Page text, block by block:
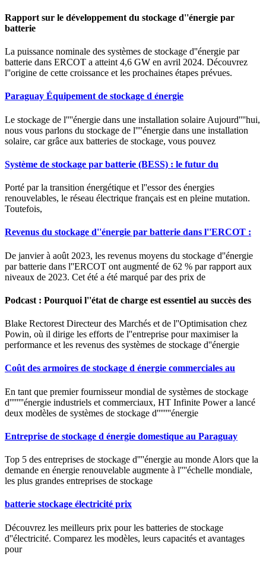
Rapport sur le développement du stockage d''énergie par
batterie
La puissance nominale des systèmes de stockage d''énergie par
batterie dans ERCOT a atteint 4,6 GW en avril 2024. Découvrez
l''origine de cette croissance et les prochaines étapes prévues.
Paraguay Équipement de stockage d énergie
Le stockage de l''''énergie dans une installation solaire Aujourd''''hui,
nous vous parlons du stockage de l''''énergie dans une installation
solaire, car grâce aux batteries de stockage, vous pouvez
Système de stockage par batterie (BESS) : le futur du
Porté par la transition énergétique et l''essor des énergies
renouvelables, le réseau électrique français est en pleine mutation.
Toutefois,
Revenus du stockage d''énergie par batterie dans l''ERCOT :
De janvier à août 2023, les revenus moyens du stockage d''énergie
par batterie dans l''ERCOT ont augmenté de 62 % par rapport aux
niveaux de 2023. Cet été a été marqué par des prix de
Podcast : Pourquoi l''état de charge est essentiel au succès des
Blake Rectorest Directeur des Marchés et de l''Optimisation chez
Powin, où il dirige les efforts de l''entreprise pour maximiser la
performance et les revenus des systèmes de stockage d''énergie
Coût des armoires de stockage d énergie commerciales au
En tant que premier fournisseur mondial de systèmes de stockage
d''''''''énergie industriels et commerciaux, HT Infinite Power a lancé
deux modèles de systèmes de stockage d''''''''énergie
Entreprise de stockage d énergie domestique au Paraguay
Top 5 des entreprises de stockage d''''énergie au monde Alors que la
demande en énergie renouvelable augmente à l''''échelle mondiale,
les plus grandes entreprises de stockage
batterie stockage électricité prix
Découvrez les meilleurs prix pour les batteries de stockage
d''électricité. Comparez les modèles, leurs capacités et avantages
pour